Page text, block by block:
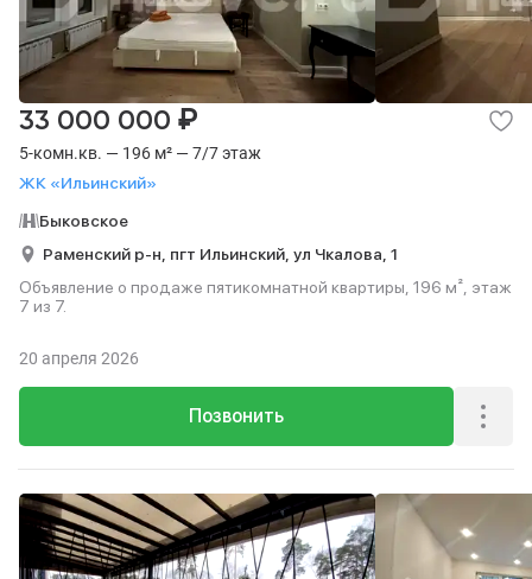
5-комн.кв. — 196 м² — 7/7 этаж
ЖК «Ильинский»
33 000 000 ₽
Быковское
Раменский р-н, пгт Ильинский, ул Чкалова, 1
Объявление о продаже пятикомнатной квартиры, 196 м², этаж
7 из 7.
Позвонить
20 апреля 2026